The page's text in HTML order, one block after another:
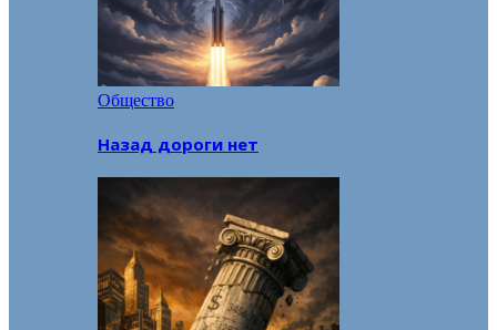
Общество
Назад дороги нет